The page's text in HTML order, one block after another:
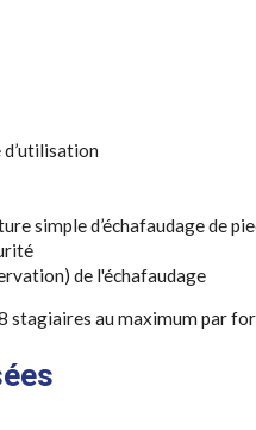
simple d’échafaudage de
de l'échafaudage
stagiaires au maximum par